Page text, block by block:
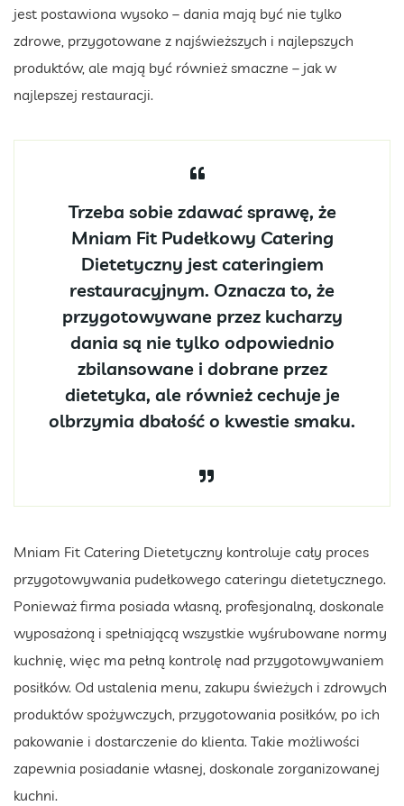
jest postawiona wysoko – dania mają być nie tylko
zdrowe, przygotowane z najświeższych i najlepszych
produktów, ale mają być również smaczne – jak w
najlepszej restauracji.
Trzeba sobie zdawać sprawę, że
Mniam Fit Pudełkowy Catering
Dietetyczny jest cateringiem
restauracyjnym. Oznacza to, że
przygotowywane przez kucharzy
dania są nie tylko odpowiednio
zbilansowane i dobrane przez
dietetyka, ale również cechuje je
olbrzymia dbałość o kwestie smaku.
Mniam Fit Catering Dietetyczny kontroluje cały proces
przygotowywania pudełkowego cateringu dietetycznego.
Ponieważ firma posiada własną, profesjonalną, doskonale
wyposażoną i spełniającą wszystkie wyśrubowane normy
kuchnię, więc ma pełną kontrolę nad przygotowywaniem
posiłków. Od ustalenia menu, zakupu świeżych i zdrowych
produktów spożywczych, przygotowania posiłków, po ich
pakowanie i dostarczenie do klienta. Takie możliwości
zapewnia posiadanie własnej, doskonale zorganizowanej
kuchni.